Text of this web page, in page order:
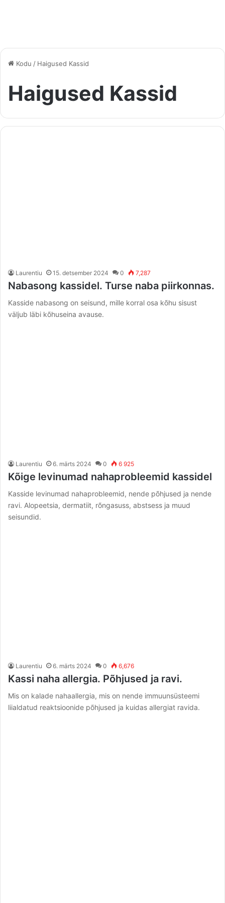
Kodu / Haigused Kassid
Haigused Kassid
Laurentiu 15. detsember 2024 0 7,287
Nabasong kassidel. Turse naba piirkonnas.
Kasside nabasong on seisund, mille korral osa kõhu sisust
väljub läbi kõhuseina avause.
Laurentiu 6. märts 2024 0 6 925
Kõige levinumad nahaprobleemid kassidel
Kasside levinumad nahaprobleemid, nende põhjused ja nende
ravi. Alopeetsia, dermatiit, rõngasuss, abstsess ja muud
seisundid.
Laurentiu 6. märts 2024 0 6,676
Kassi naha allergia. Põhjused ja ravi.
Mis on kalade nahaallergia, mis on nende immuunsüsteemi
liialdatud reaktsioonide põhjused ja kuidas allergiat ravida.